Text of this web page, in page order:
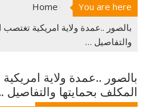
You are here
Home
بالصور ..عمدة ولاية امريكية
والتفاصيل …
بالصور ..عمدة ولاية
المكلف بحمايتها والتفاصيل